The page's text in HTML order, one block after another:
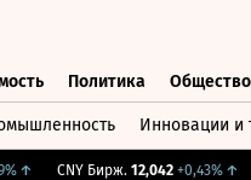
Политика Общество
Инновации и
↑ CNY Бирж. 12,042 +0,43%↑